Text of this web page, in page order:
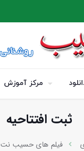
مرکز آموزش
ثبت افتتاحیه
فیلم های حسیب نت